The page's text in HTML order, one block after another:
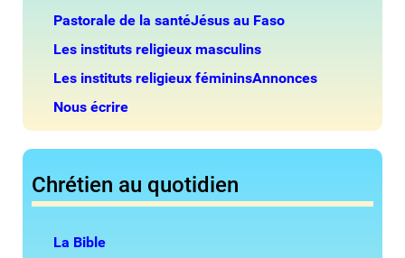
Pastorale de la santéJésus au Faso
Les instituts religieux masculins
Les instituts religieux fémininsAnnonces
Nous écrire
Chrétien au quotidien
La Bible